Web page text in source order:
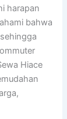
harapan
bahwa
Hiace